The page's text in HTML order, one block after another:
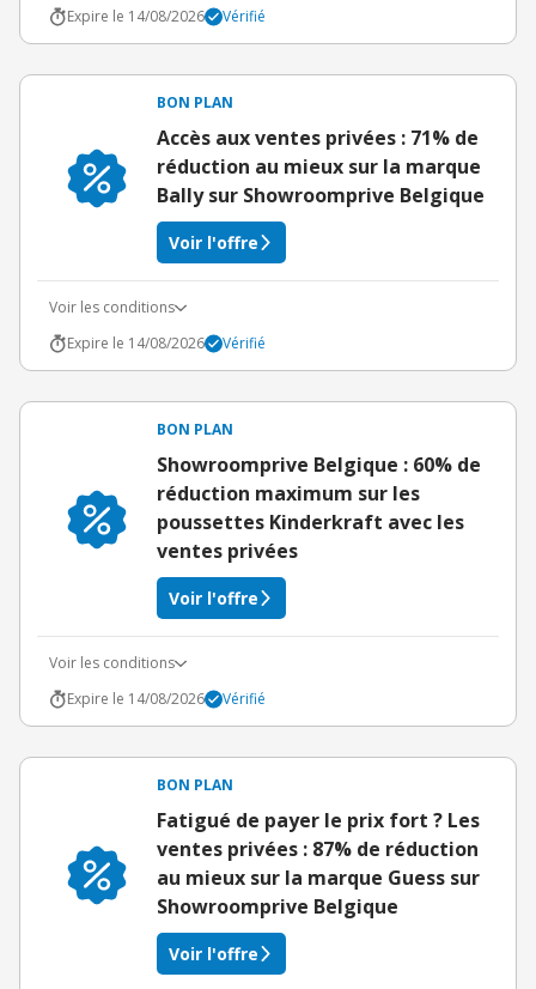
Expire le 14/08/2026
Vérifié
BON PLAN
Accès aux ventes privées : 71% de
réduction au mieux sur la marque
Bally sur Showroomprive Belgique
Voir l'offre
Voir les conditions
Expire le 14/08/2026
Vérifié
BON PLAN
Showroomprive Belgique : 60% de
réduction maximum sur les
poussettes Kinderkraft avec les
ventes privées
Voir l'offre
Voir les conditions
Expire le 14/08/2026
Vérifié
BON PLAN
Fatigué de payer le prix fort ? Les
ventes privées : 87% de réduction
au mieux sur la marque Guess sur
Showroomprive Belgique
Voir l'offre